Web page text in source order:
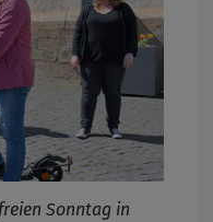
Sonntag in